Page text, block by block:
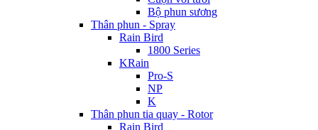
Bộ phun sương
Thân phun - Spray
Rain Bird
1800 Series
KRain
Pro-S
NP
K
Thân phun tia quay - Rotor
Rain Bird